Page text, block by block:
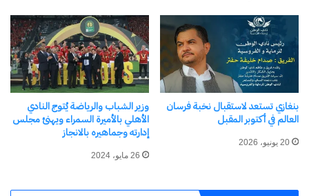
نسخ الرابط
بنغازي تستعد لاستقبال نخبة فرسان
العالم في أكتوبر المقبل
20 يونيو، 2026
وزير الشباب والرياضة يُتوج النادي
الأهلي بالأميرة السمراء ويهنئ مجلس
إدارته وجماهيره بالانجاز
26 مايو، 2024